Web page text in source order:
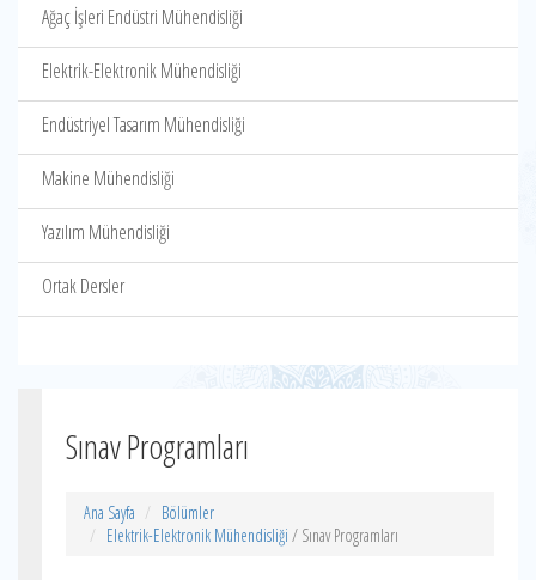
Ağaç İşleri Endüstri Mühendisliği
Elektrik-Elektronik Mühendisliği
Endüstriyel Tasarım Mühendisliği
Makine Mühendisliği
Yazılım Mühendisliği
Ortak Dersler
Sınav Programları
Ana Sayfa
Bölümler
Elektrik-Elektronik Mühendisliği / Sınav Programları